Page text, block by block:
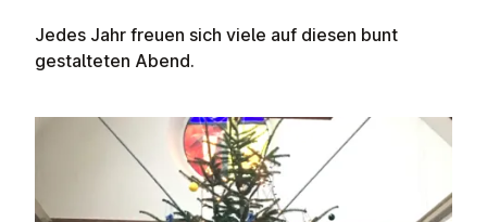
Jedes Jahr freuen sich viele auf diesen bunt
gestalteten Abend.